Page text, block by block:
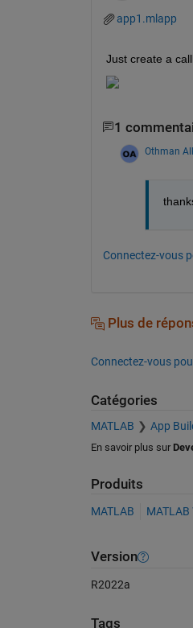
app1.mlapp
Just create a
1
Othman
Connectez-vous
Plus de
Connectez-vous
Catégories
MATLAB App
En savoir plus sur
Produits
MATLAB MATLAB
Version
R2022a
Tags